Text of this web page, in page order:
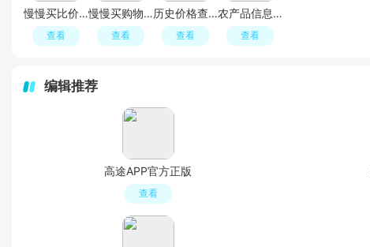
慢慢买比价app官方版(慢慢买比价购物助手app)
查看
慢慢买购物比价助手
查看
历史价格查询app2026最新版
查看
农产品信息网手机app
查看
编辑推荐
高途APP官方正版
查看